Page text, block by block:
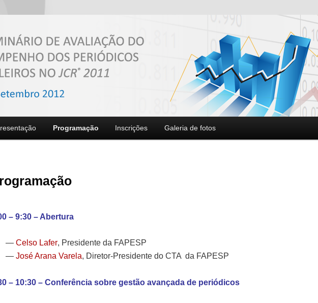
to primary content
to secondary content
Programação Inscrições Galeria de fotos
– 9:30 – Abertura
— Celso Lafer, Presidente da FAPESP
— José Arana Varela, Diretor-Presidente do CTA da FAPESP
– 10:30 – Conferência sobre gestão avançada de periódicos